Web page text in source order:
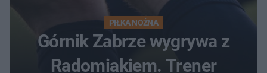
PIŁKA NOŻNA
Górnik Zabrze wygrywa z
Radomiakiem. Trener